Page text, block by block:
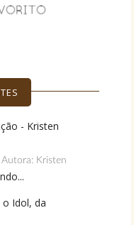
- Kristen
Autora: Kristen
Idol, da